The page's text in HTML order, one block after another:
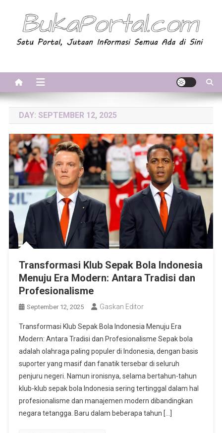
content
DAY: SEPTEMBER 12, 2025
Transformasi Klub Sepak Bola Indonesia
Menuju Era Modern: Antara Tradisi dan
Profesionalisme
September 12, 2025 Gaskan Editor
Transformasi Klub Sepak Bola Indonesia Menuju Era
Modern: Antara Tradisi dan Profesionalisme Sepak bola
adalah olahraga paling populer di Indonesia, dengan basis
suporter yang masif dan fanatik tersebar di seluruh
penjuru negeri. Namun ironisnya, selama bertahun-tahun
klub-klub sepak bola Indonesia sering tertinggal dalam hal
profesionalisme dan manajemen modern dibandingkan
negara tetangga. Baru dalam beberapa tahun […]